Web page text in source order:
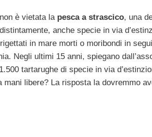
è vietata la pesca a strascico, una
anche specie in via
in mare morti o moribondi in
Negli ultimi 15 anni, spiegano
tartarughe di specie in via
libere? La risposta la dovremmo